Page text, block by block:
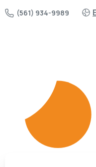
(561) 934-9989